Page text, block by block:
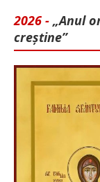
2026 - „Anul
creștine”